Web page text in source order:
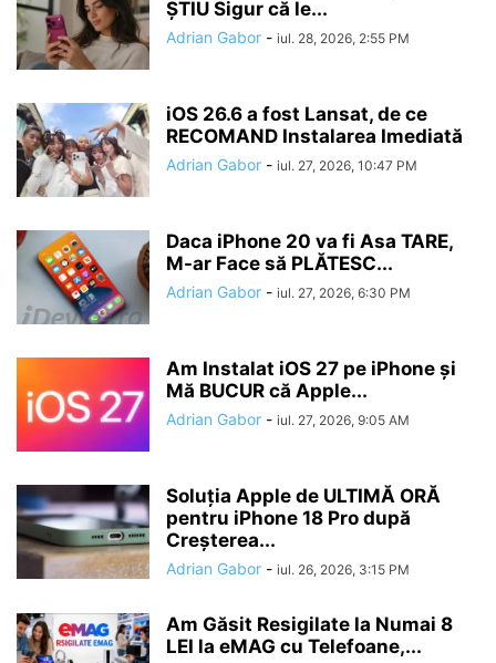
ȘTIU Sigur că le...
Adrian Gabor - iul. 28, 2026, 2:55 PM
iOS 26.6 a fost Lansat, de ce
RECOMAND Instalarea Imediată
Adrian Gabor - iul. 27, 2026, 10:47 PM
Daca iPhone 20 va fi Asa TARE,
M-ar Face să PLĂTESC...
Adrian Gabor - iul. 27, 2026, 6:30 PM
Am Instalat iOS 27 pe iPhone și
Mă BUCUR că Apple...
Adrian Gabor - iul. 27, 2026, 9:05 AM
Soluția Apple de ULTIMĂ ORĂ
pentru iPhone 18 Pro după
Creșterea...
Adrian Gabor - iul. 26, 2026, 3:15 PM
Am Găsit Resigilate la Numai 8
LEI la eMAG cu Telefoane,...